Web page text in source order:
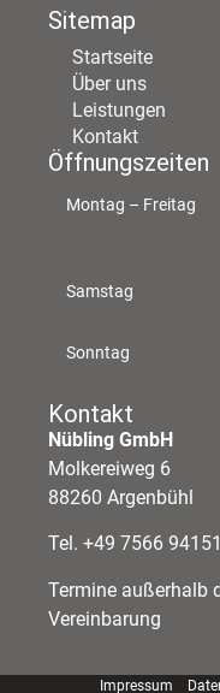
Sitemap
Startseite
Über uns
Leistungen
Kontakt
Öffnungszeiten
Montag – Freitag
Samstag
Sonntag
Kontakt
Nübling GmbH
Molkereiweg 6
88260 Argenbühl
Tel. +49 7566
Termine außerhalb
Vereinbarung
Impressum